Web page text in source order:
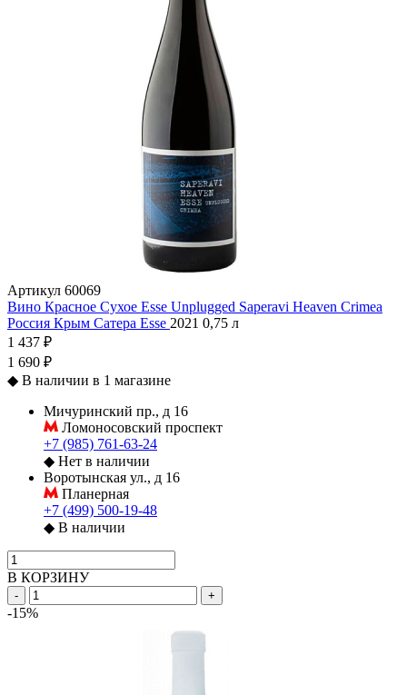
Артикул 60069
Вино Красное Сухое Esse Unplugged Saperavi Heaven Crimea
Россия Крым Сатера Esse 2021 0,75 л
1 437 ₽
1 690 ₽
◆ В наличии в 1 магазине
Мичуринский пр., д 16
Ломоносовский проспект
+7 (985) 761-63-24
◆ Нет в наличии
Воротынская ул., д 16
Планерная
+7 (499) 500-19-48
◆ В наличии
В КОРЗИНУ
- +
-15%